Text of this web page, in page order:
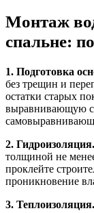
Монтаж
спальне:
1. Подготовка
без трещин и
остатки старых
выравнивающую
2. Гидроизоляция.
толщиной не
проклейте
проникновение
3. Теплоизоляция.